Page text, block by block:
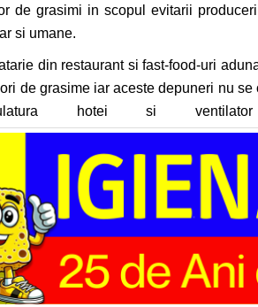
de grasimi in scopul evitarii
si umane.
din restaurant si fast-food-uri
de grasime iar aceste depuneri nu
hotei si